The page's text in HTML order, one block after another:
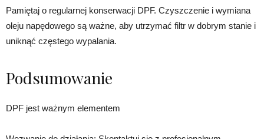
Pamiętaj o regularnej konserwacji DPF. Czyszczenie i wymiana
oleju napędowego są ważne, aby utrzymać filtr w dobrym stanie i
uniknąć częstego wypalania.
Podsumowanie
DPF jest ważnym elementem